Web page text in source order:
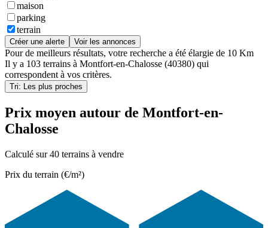
maison
parking
terrain
Créer une alerte Voir les annonces
Pour de meilleurs résultats, votre recherche a été élargie de 10 Km
Il y a 103 terrains à Montfort-en-Chalosse (40380) qui
correspondent à vos critères.
Tri: Les plus proches
Prix moyen autour de Montfort-en-
Chalosse
Calculé sur 40 terrains à vendre
Prix du terrain (€/m²)